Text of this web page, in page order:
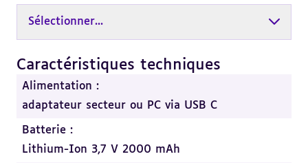
Sélectionner...
Caractéristiques techniques
Alimentation :
adaptateur secteur ou PC via USB C
Batterie :
Lithium-Ion 3,7 V 2000 mAh
Revenir
sommaire